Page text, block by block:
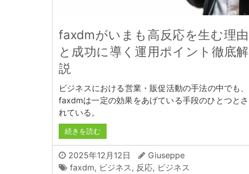
faxdmがいまも高反応を生む理由
と成功に導く運用ポイント徹底解
説
ビジネスにおける営業・販促活動の手法の中でも、
faxdmは一定の効果をあげている手段のひとつとさ
れている。
続きを読む
2025年12月12日
Giuseppe
faxdm, ビジネス, 反応, ビジネス